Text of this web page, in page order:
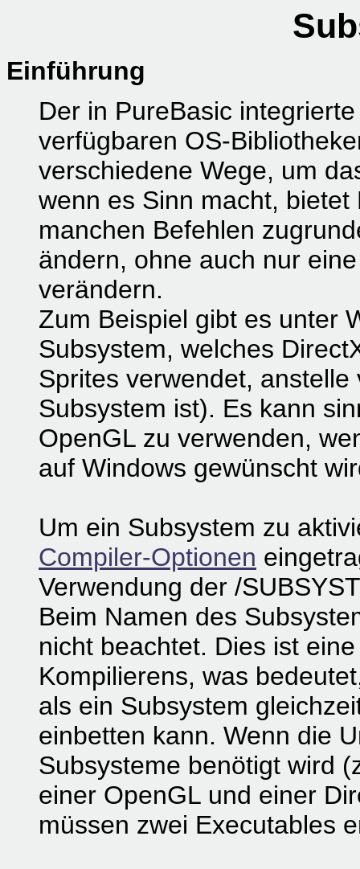
Einführung
Der in PureBasic
verfügbaren OS-
verschiedene Wege, um
wenn es Sinn macht,
manchen Befehlen
ändern, ohne auch nur
verändern.
Zum Beispiel gibt es unter
Subsystem, welches
Sprites verwendet,
Subsystem ist). Es kann
OpenGL zu verwenden,
auf Windows gewünscht
Um ein Subsystem zu
Compiler-Optionen
Verwendung der /
Beim Namen des
nicht beachtet. Dies ist
Kompilierens, was
als ein Subsystem
einbetten kann. Wenn die
Subsysteme benötigt wird
einer OpenGL und einer
müssen zwei Executables